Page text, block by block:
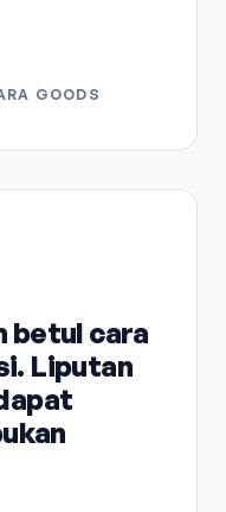
GOODS
betul cara
Liputan